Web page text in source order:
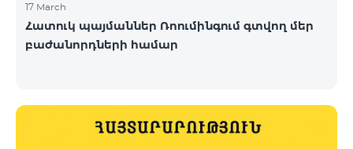
17 March
Հատուկ պայմաններ Ռոումինգում գտվող մեր
բաժանորդների համար